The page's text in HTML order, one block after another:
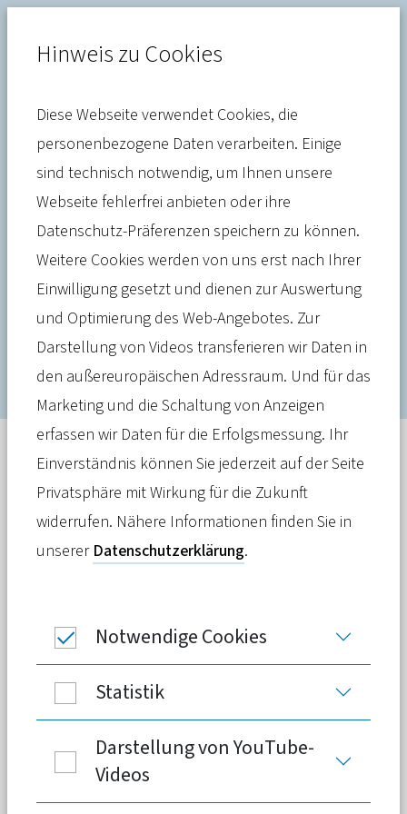
Gesundheitssystem
„Wir sind nicht mehr
wettbewerbsfähig“ –
Wirtschaft geschlossen gegen
höhere
Beitragsbemessungsgrenze
Meldung 13. Mai 2026
Die Proteste aus der Wirtschaft gegen
höhere Abgabenbelastungen bei
Gesundheit und Pflege werden lauter. In
einem Punkt sind sich alle großen
Verbände einig: Eine weitere Belastung
Hinweis zu Cookies
Diese Webseite verwendet Cookies, die
personenbezogene Daten verarbeiten. Einige
sind technisch notwendig, um Ihnen unsere
Webseite fehlerfrei anbieten oder ihre
Datenschutz-Präferenzen speichern zu können.
Weitere Cookies werden von uns erst nach Ihrer
Einwilligung gesetzt und dienen zur Auswertung
und Optimierung des Web-Angebotes. Zur
Darstellung von Videos transferieren wir Daten in
den außereuropäischen Adressraum. Und für das
Marketing und die Schaltung von Anzeigen
erfassen wir Daten für die Erfolgsmessung. Ihr
Einverständnis können Sie jederzeit auf der Seite
Privatsphäre mit Wirkung für die Zukunft
widerrufen. Nähere Informationen finden Sie in
unserer Datenschutzerklärung.
Notwendige Cookies
Statistik
Darstellung von YouTube-
Videos